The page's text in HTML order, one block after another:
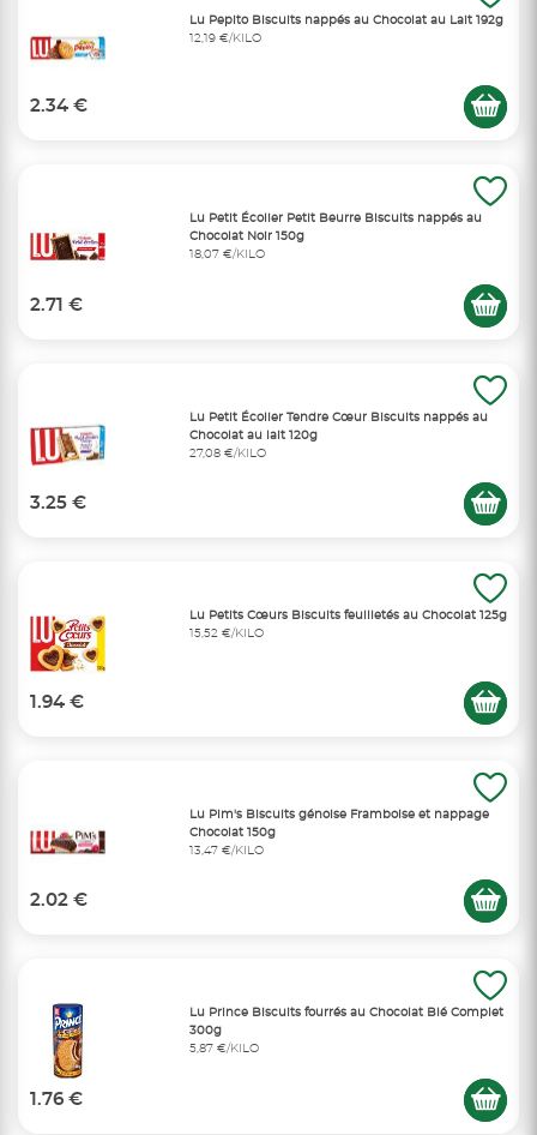
Lu Pepito Biscuits nappés au Chocolat au Lait 192g
12,19 €/KILO
2.34 €
Lu Petit Écolier Petit Beurre Biscuits nappés au
Chocolat Noir 150g
18,07 €/KILO
2.71 €
Lu Petit Écolier Tendre Cœur Biscuits nappés au
Chocolat au lait 120g
27,08 €/KILO
3.25 €
Lu Petits Cœurs Biscuits feuilletés au Chocolat 125g
15,52 €/KILO
1.94 €
Lu Pim's Biscuits génoise Framboise et nappage
Chocolat 150g
13,47 €/KILO
2.02 €
Lu Prince Biscuits fourrés au Chocolat Blé Complet
300g
5,87 €/KILO
1.76 €